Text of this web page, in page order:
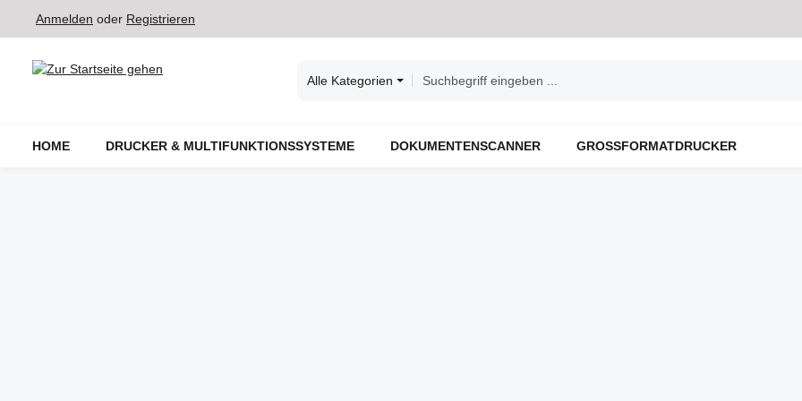
Hauptinhalt springen
Zur Suche springen
Zur Hauptnavigation springen
Anmelden oder Registrieren
Alle Kategorien
HOME DRUCKER & MULTIFUNKTIONSSYSTEME DOKUMENTENSCANNER GROSSFORMATDRUCKER